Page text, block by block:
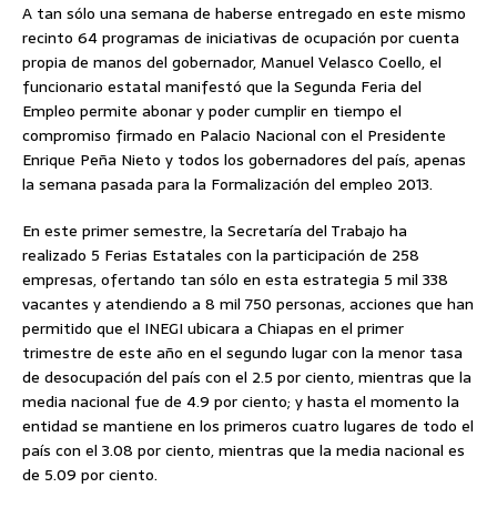
A tan sólo una semana de haberse entregado en este mismo
recinto 64 programas de iniciativas de ocupación por cuenta
propia de manos del gobernador, Manuel Velasco Coello, el
funcionario estatal manifestó que la Segunda Feria del
Empleo permite abonar y poder cumplir en tiempo el
compromiso firmado en Palacio Nacional con el Presidente
Enrique Peña Nieto y todos los gobernadores del país, apenas
la semana pasada para la Formalización del empleo 2013.
En este primer semestre, la Secretaría del Trabajo ha
realizado 5 Ferias Estatales con la participación de 258
empresas, ofertando tan sólo en esta estrategia 5 mil 338
vacantes y atendiendo a 8 mil 750 personas, acciones que han
permitido que el INEGI ubicara a Chiapas en el primer
trimestre de este año en el segundo lugar con la menor tasa
de desocupación del país con el 2.5 por ciento, mientras que la
media nacional fue de 4.9 por ciento; y hasta el momento la
entidad se mantiene en los primeros cuatro lugares de todo el
país con el 3.08 por ciento, mientras que la media nacional es
de 5.09 por ciento.